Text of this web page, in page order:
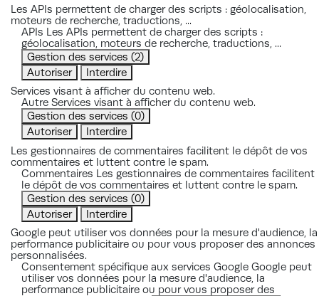
Les APIs permettent de charger des scripts : géolocalisation,
moteurs de recherche, traductions, ...
APIs Les APIs permettent de charger des scripts :
géolocalisation, moteurs de recherche, traductions, ...
Gestion des services (2)
Autoriser
Interdire
Services visant à afficher du contenu web.
Autre Services visant à afficher du contenu web.
Gestion des services (0)
Autoriser
Interdire
Les gestionnaires de commentaires facilitent le dépôt de vos
commentaires et luttent contre le spam.
Commentaires Les gestionnaires de commentaires facilitent
le dépôt de vos commentaires et luttent contre le spam.
Gestion des services (0)
Autoriser
Interdire
Google peut utiliser vos données pour la mesure d'audience, la
performance publicitaire ou pour vous proposer des annonces
personnalisées.
Consentement spécifique aux services Google Google peut
utiliser vos données pour la mesure d'audience, la
performance publicitaire ou pour vous proposer des